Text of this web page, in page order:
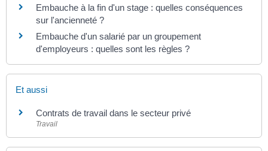
Embauche à la fin d'un stage : quelles conséquences
sur l'ancienneté ?
Embauche d'un salarié par un groupement
d'employeurs : quelles sont les règles ?
Et aussi
Contrats de travail dans le secteur privé
Travail